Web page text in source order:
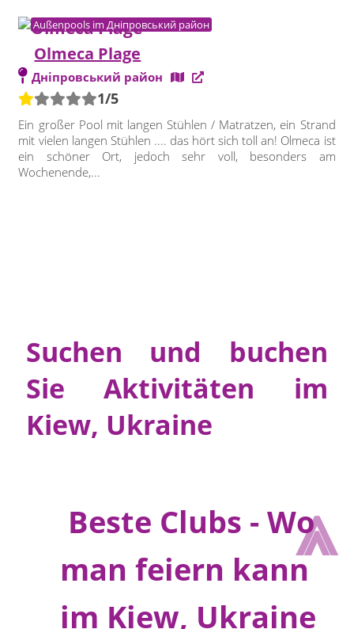
Außenpools im Дніпровський район
Olmeca Plage
Дніпровський район
1/5
Ein großer Pool mit langen Stühlen / Matratzen, ein Strand
mit vielen langen Stühlen .... das hört sich toll an! Olmeca ist
ein schöner Ort, jedoch sehr voll, besonders am
Wochenende,...
Suchen und buchen
Sie Aktivitäten im
Kiew, Ukraine
Beste Clubs - Wo
man feiern kann
im Kiew, Ukraine
⩓